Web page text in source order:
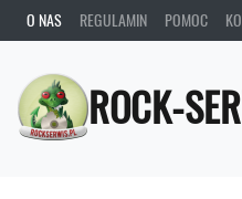
O NAS REGULAMIN POMOC
ROCK-